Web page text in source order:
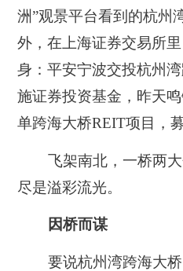
洲”观景平台看到的杭州
外，在上海证券交易所
身：平安宁波交投杭州
施证券投资基金，昨天
单跨海大桥REIT项目，
飞架南北，一桥两
尽是溢彩流光。
因桥而谋
要说杭州湾跨海大